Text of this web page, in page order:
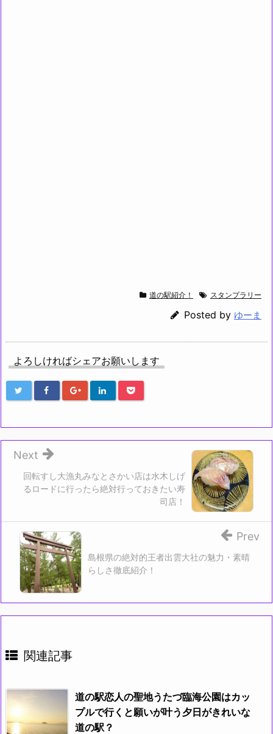
道の駅紹介！ スタンプラリー
Posted by ゆーま
よろしければシェアお願いします
回転すし大漁丸みなとさかい店は水木しげ
るロードに行ったら絶対行っておきたい寿
司店！
Next
島根県の絶対的王者出雲大社の魅力・素晴
らしさ徹底紹介！
Prev
関連記事
道の駅恋人の聖地うたづ臨海公園はカッ
プルで行くと願いが叶う夕日がきれいな
道の駅？